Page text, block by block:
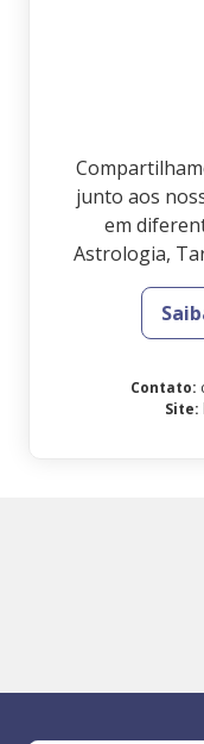
junto aos
em
Astrologia,
Contato:
Site: